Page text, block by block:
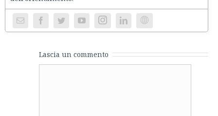
Instagram Website
Lascia un commento